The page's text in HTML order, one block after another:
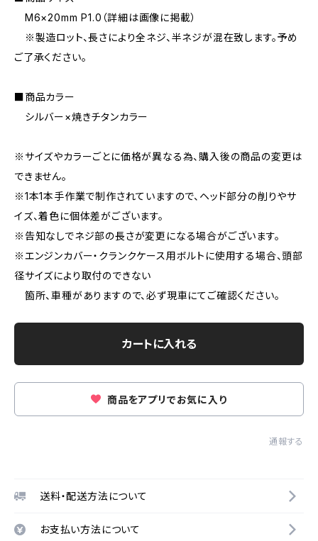
M6×20mm P1.0（詳細は画像に掲載）
※製造ロット、長さにより全ネジ、半ネジが混在致します。予め
ご了承ください。
■商品カラー
シルバー×焼きチタンカラー
※サイズやカラーごとに価格が異なる為、購入後の商品の変更は
できません。
※1本1本手作業で制作されていますので、ヘッド部分の削りやサ
イズ、着色に個体差がございます。
※告知なしでネジ部の長さが変更になる場合がございます。
※エンジンカバー・クランクケース用ボルトに使用する場合、頭部
径サイズにより取付のできない
箇所、車種がありますので、必ず現車にてご確認ください。
カートに入れる
商品をアプリでお気に入り
通報する
送料・配送方法について
お支払い方法について